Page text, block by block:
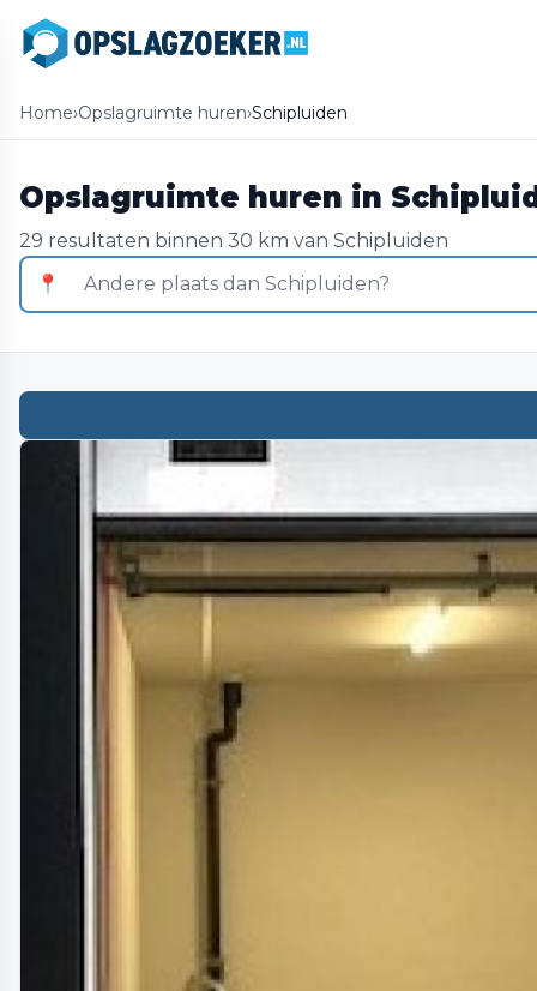
Home›Opslagruimte huren›Schipluiden
Opslagruimte huren in
29 resultaten binnen 30 km van Schipluiden
📍